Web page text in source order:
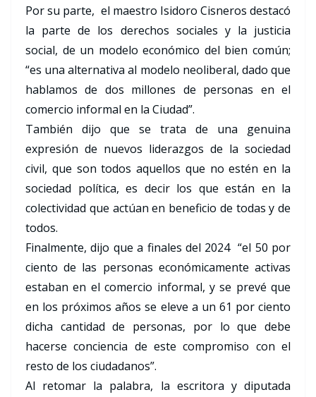
Por su parte, el maestro Isidoro Cisneros destacó
la parte de los derechos sociales y la justicia
social, de un modelo económico del bien común;
“es una alternativa al modelo neoliberal, dado que
hablamos de dos millones de personas en el
comercio informal en la Ciudad”.
También dijo que se trata de una genuina
expresión de nuevos liderazgos de la sociedad
civil, que son todos aquellos que no estén en la
sociedad política, es decir los que están en la
colectividad que actúan en beneficio de todas y de
todos.
Finalmente, dijo que a finales del 2024 “el 50 por
ciento de las personas económicamente activas
estaban en el comercio informal, y se prevé que
en los próximos años se eleve a un 61 por ciento
dicha cantidad de personas, por lo que debe
hacerse conciencia de este compromiso con el
resto de los ciudadanos”.
Al retomar la palabra, la escritora y diputada